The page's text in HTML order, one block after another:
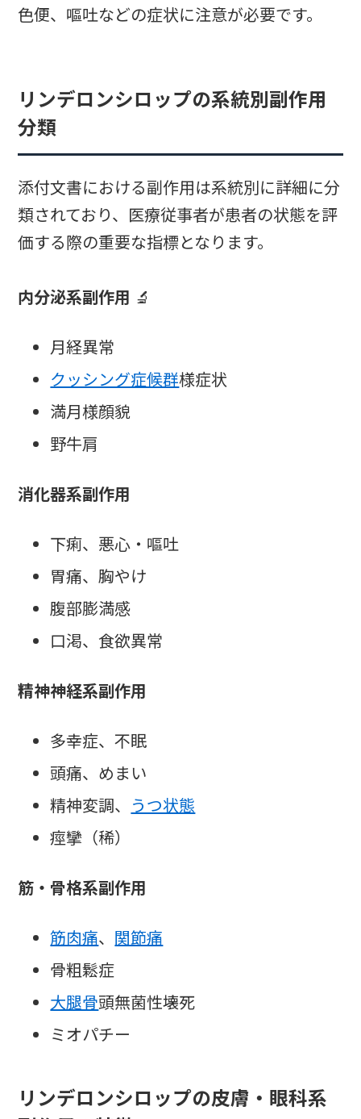
色便、嘔吐などの症状に注意が必要です。
リンデロンシロップの系統別副作用
分類
添付文書における副作用は系統別に詳細に分
類されており、医療従事者が患者の状態を評
価する際の重要な指標となります。
内分泌系副作用 🔬
月経異常
クッシング症候群様症状
満月様顔貌
野牛肩
消化器系副作用
下痢、悪心・嘔吐
胃痛、胸やけ
腹部膨満感
口渇、食欲異常
精神神経系副作用
多幸症、不眠
頭痛、めまい
精神変調、 うつ状態
痙攣（稀）
筋・骨格系副作用
筋肉痛、 関節痛
骨粗鬆症
大腿骨頭無菌性壊死
ミオパチー
リンデロンシロップの皮膚・眼科系